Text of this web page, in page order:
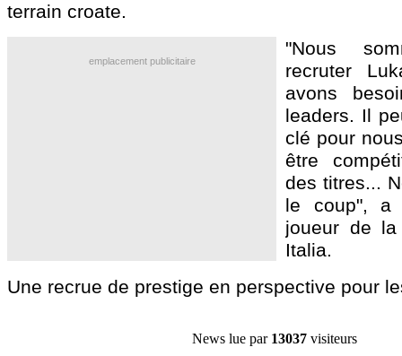
terrain croate.
emplacement publicitaire
"Nous
recruter
avons
leaders. Il
clé pour
être
des titres...
le coup", a
joueur de
Italia.
Une recrue de prestige en perspective pour
News lue par 13037 visiteurs